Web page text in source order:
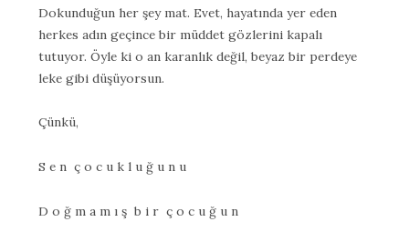
Dokunduğun her şey mat. Evet, hayatında yer eden
herkes adın geçince bir müddet gözlerini kapalı
tutuyor. Öyle ki o an karanlık değil, beyaz bir perdeye
leke gibi düşüyorsun.
Çünkü,
S e n ç o c u k l u ğ u n u
D o ğ m a m ı ş b i r ç o c u ğ u n